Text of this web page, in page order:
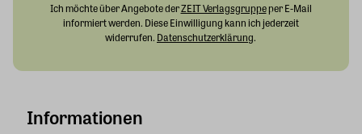
Informationen
Ich möchte über Angebote derZEIT Verlagsgruppeper E-Mail
informiert werden. Diese Einwilligung kann ich jederzeit
widerrufen. Datenschutzerklärung.